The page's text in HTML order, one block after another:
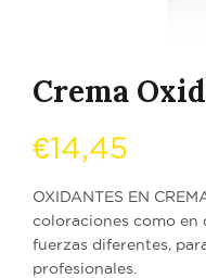
Crema
€14,45
OXIDANTES EN
coloraciones como en
fuerzas diferentes,
profesionales.